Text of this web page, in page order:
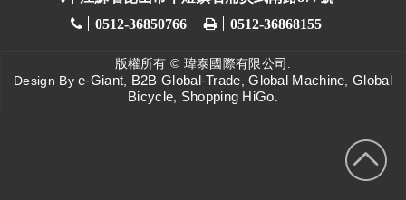
0512-36850766
0512-36868155
版權所有 © 瑋泰國際有限公司.
Design Bye-Giant, B2B Global-Trade,Global Machine,Global
Bicycle, Shopping HiGo.